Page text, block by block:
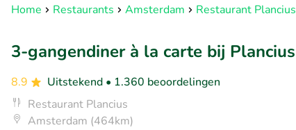
Home Restaurants Amsterdam Restaurant Plancius
3-gangendiner à la carte bij Plancius
8.9 Uitstekend • 1.360 beoordelingen
Restaurant Plancius
Amsterdam (464km)